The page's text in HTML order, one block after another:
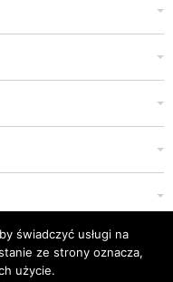
świadczyć usługi na
ze strony oznacza,
użycie.